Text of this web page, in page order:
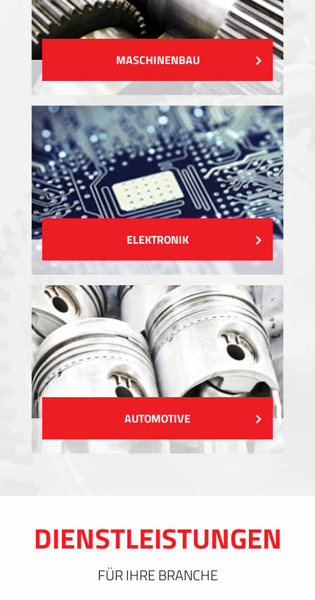
MASCHINENBAU
ELEKTRONIK
AUTOMOTIVE
DIENSTLEISTUNGEN
FÜR IHRE BRANCHE